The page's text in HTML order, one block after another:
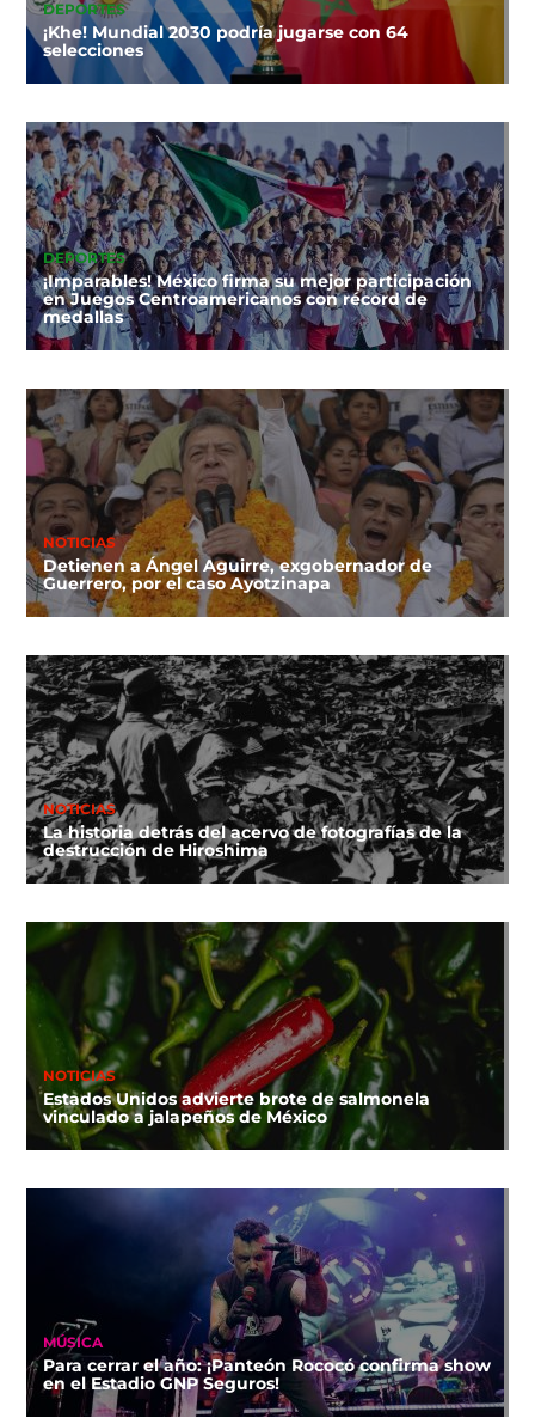
DEPORTES
¡Khe! Mundial 2030 podría jugarse con 64
selecciones
DEPORTES
¡Imparables! México firma su mejor participación
en Juegos Centroamericanos con récord de
medallas
NOTICIAS
Detienen a Ángel Aguirre, exgobernador de
Guerrero, por el caso Ayotzinapa
NOTICIAS
La historia detrás del acervo de fotografías de la
destrucción de Hiroshima
NOTICIAS
Estados Unidos advierte brote de salmonela
vinculado a jalapeños de México
MÚSICA
Para cerrar el año: ¡Panteón Rococó confirma show
en el Estadio GNP Seguros!